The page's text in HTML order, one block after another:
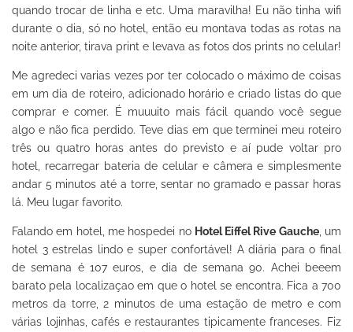
quando trocar de linha e etc. Uma maravilha! Eu não tinha wifi
durante o dia, só no hotel, então eu montava todas as rotas na
noite anterior, tirava print e levava as fotos dos prints no celular!
Me agredeci varias vezes por ter colocado o máximo de coisas
em um dia de roteiro, adicionado horário e criado listas do que
comprar e comer. É muuuito mais fácil quando você segue
algo e não fica perdido. Teve dias em que terminei meu roteiro
três ou quatro horas antes do previsto e aí pude voltar pro
hotel, recarregar bateria de celular e câmera e simplesmente
andar 5 minutos até a torre, sentar no gramado e passar horas
lá. Meu lugar favorito.
Falando em hotel, me hospedei no Hotel Eiffel Rive Gauche, um
hotel 3 estrelas lindo e super confortável! A diária para o final
de semana é 107 euros, e dia de semana 90. Achei beeem
barato pela localizaçao em que o hotel se encontra. Fica a 700
metros da torre, 2 minutos de uma estação de metro e com
várias lojinhas, cafés e restaurantes tipicamente franceses. Fiz